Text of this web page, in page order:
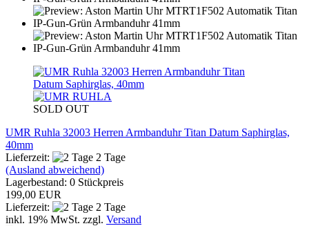
SOLD OUT
UMR Ruhla 32003 Herren Armbanduhr Titan Datum Saphirglas,
40mm
Lieferzeit:
2 Tage
(Ausland abweichend)
Lagerbestand: 0 Stückpreis
199,00 EUR
Lieferzeit:
2 Tage
inkl. 19% MwSt. zzgl. Versand